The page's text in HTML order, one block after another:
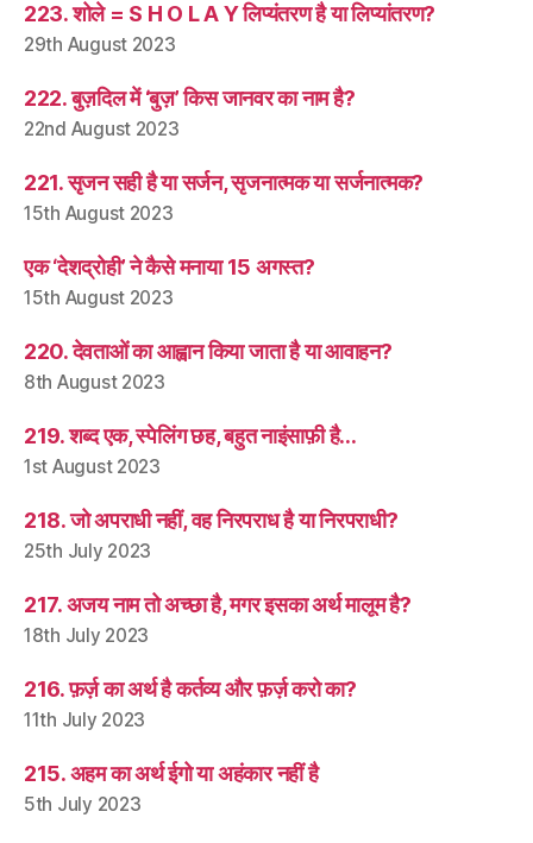
223. शोले = S H O L A Y लिप्यंतरण है या लिप्यांतरण?
29th August 2023
222. बुज़दिल में ‘बुज़’ किस जानवर का नाम है?
22nd August 2023
221. सृजन सही है या सर्जन, सृजनात्मक या सर्जनात्मक?
15th August 2023
एक ‘देशद्रोही’ ने कैसे मनाया 15 अगस्त?
15th August 2023
220. देवताओं का आह्वान किया जाता है या आवाहन?
8th August 2023
219. शब्द एक, स्पेलिंग छह, बहुत नाइंसाफ़ी है…
1st August 2023
218. जो अपराधी नहीं, वह निरपराध है या निरपराधी?
25th July 2023
217. अजय नाम तो अच्छा है, मगर इसका अर्थ मालूम है?
18th July 2023
216. फ़र्ज़ का अर्थ है कर्तव्य और फ़र्ज़ करो का?
11th July 2023
215. अहम का अर्थ ईगो या अहंकार नहीं है
5th July 2023